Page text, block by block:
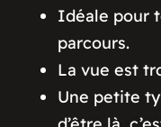
Idéale pour
parcours.
La vue est
Une petite